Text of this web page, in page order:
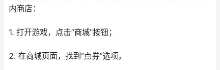
内商店：
1. 打开游戏，点击“商城”按钮；
2. 在商城页面，找到“点券”选项。